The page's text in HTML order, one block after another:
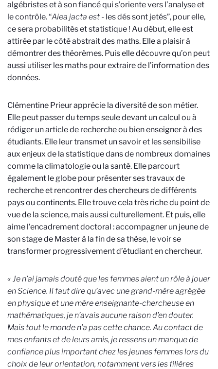
algébristes et à son fiancé qui s’oriente vers l’analyse et
le contrôle. “Alea jacta est - les dés sont jetés”, pour elle,
ce sera probabilités et statistique ! Au début, elle est
attirée par le côté abstrait des maths. Elle a plaisir à
démontrer des théorèmes. Puis elle découvre qu’on peut
aussi utiliser les maths pour extraire de l’information des
données.
Clémentine Prieur apprécie la diversité de son métier.
Elle peut passer du temps seule devant un calcul ou à
rédiger un article de recherche ou bien enseigner à des
étudiants. Elle leur transmet un savoir et les sensibilise
aux enjeux de la statistique dans de nombreux domaines
comme la climatologie ou la santé. Elle parcourt
également le globe pour présenter ses travaux de
recherche et rencontrer des chercheurs de différents
pays ou continents. Elle trouve cela très riche du point de
vue de la science, mais aussi culturellement. Et puis, elle
aime l’encadrement doctoral : accompagner un jeune de
son stage de Master à la fin de sa thèse, le voir se
transformer progressivement d’étudiant en chercheur.
« Je n’ai jamais douté que les femmes aient un rôle à jouer
en Science. Il faut dire qu’avec une grand-mère agrégée
en physique et une mère enseignante-chercheuse en
mathématiques, je n’avais aucune raison d’en douter.
Mais tout le monde n’a pas cette chance. Au contact de
mes enfants et de leurs amis, je ressens un manque de
confiance plus important chez les jeunes femmes lors du
choix de leur orientation, notamment vers les filières